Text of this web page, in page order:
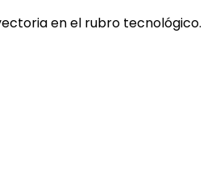
en el rubro tecnológico.